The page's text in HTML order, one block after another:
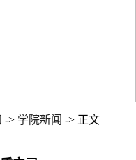
-> 学院新闻 -> 正文